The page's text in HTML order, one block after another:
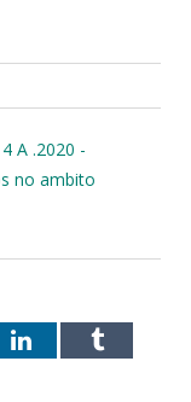
A .2020 -
no ambito
LinkedInTumblr